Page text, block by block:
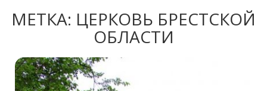
МЕТКА: ЦЕРКОВЬ БРЕСТСКОЙ
ОБЛАСТИ